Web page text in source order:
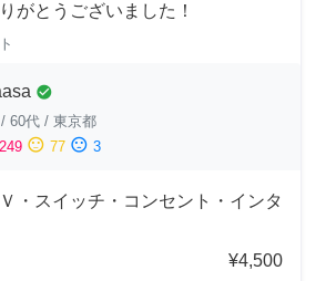
がとうございました！
check_circle
/ 60代 / 東京都
sentiment_neutral 77 sentiment_dissatisfied 3
・スイッチ・コンセント・インタ
¥4,500